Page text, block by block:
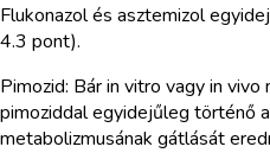
Flukonazol és asztemizol
4.3 pont).
Pimozid: Bár in vitro vagy in
pimoziddal egyidejűleg történő
metabolizmusának gátlását